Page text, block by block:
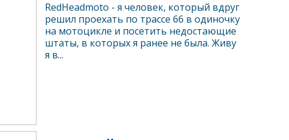
RedHeadmoto - я человек, который вдруг
решил проехать по трассе 66 в одиночку
на мотоцикле и посетить недостающие
штаты, в которых я ранее не была. Живу
я в...